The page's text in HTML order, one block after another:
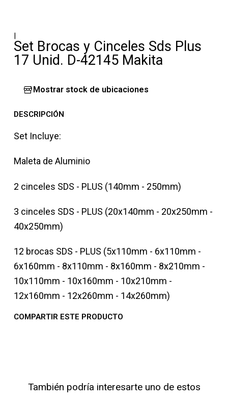
|
Set Brocas y Cinceles Sds Plus
17 Unid. D-42145 Makita
Mostrar stock de ubicaciones
DESCRIPCIÓN
Set Incluye:
Maleta de Aluminio
2 cinceles SDS - PLUS (140mm - 250mm)
3 cinceles SDS - PLUS (20x140mm - 20x250mm -
40x250mm)
12 brocas SDS - PLUS (5x110mm - 6x110mm -
6x160mm - 8x110mm - 8x160mm - 8x210mm -
10x110mm - 10x160mm - 10x210mm -
12x160mm - 12x260mm - 14x260mm)
COMPARTIR ESTE PRODUCTO
También podría interesarte uno de estos